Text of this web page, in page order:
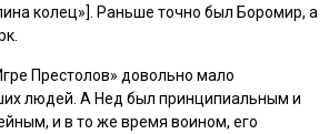
колец»]. Раньше точно был Боромир, а
Престолов» довольно мало
людей. А Нед был принципиальным и
и в то же время воином, его